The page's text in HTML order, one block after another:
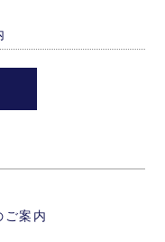
ご案内